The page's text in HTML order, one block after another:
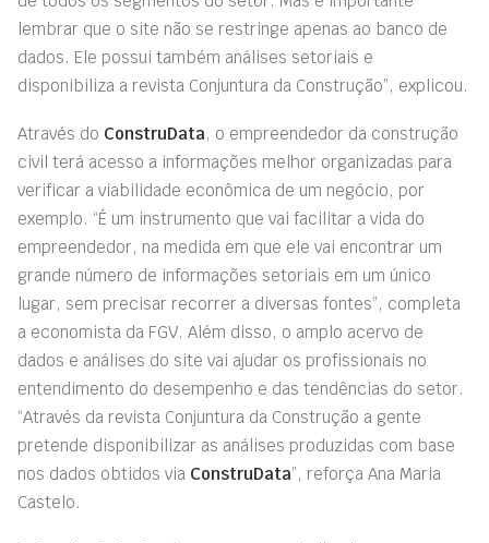
lembrar que o site não se restringe apenas ao banco de
dados. Ele possui também análises setoriais e
disponibiliza a revista Conjuntura da Construção”, explicou.
Através do ConstruData, o empreendedor da construção
civil terá acesso a informações melhor organizadas para
verificar a viabilidade econômica de um negócio, por
exemplo. “É um instrumento que vai facilitar a vida do
empreendedor, na medida em que ele vai encontrar um
grande número de informações setoriais em um único
lugar, sem precisar recorrer a diversas fontes”, completa
a economista da FGV. Além disso, o amplo acervo de
dados e análises do site vai ajudar os profissionais no
entendimento do desempenho e das tendências do setor.
“Através da revista Conjuntura da Construção a gente
pretende disponibilizar as análises produzidas com base
nos dados obtidos via ConstruData”, reforça Ana Maria
Castelo.